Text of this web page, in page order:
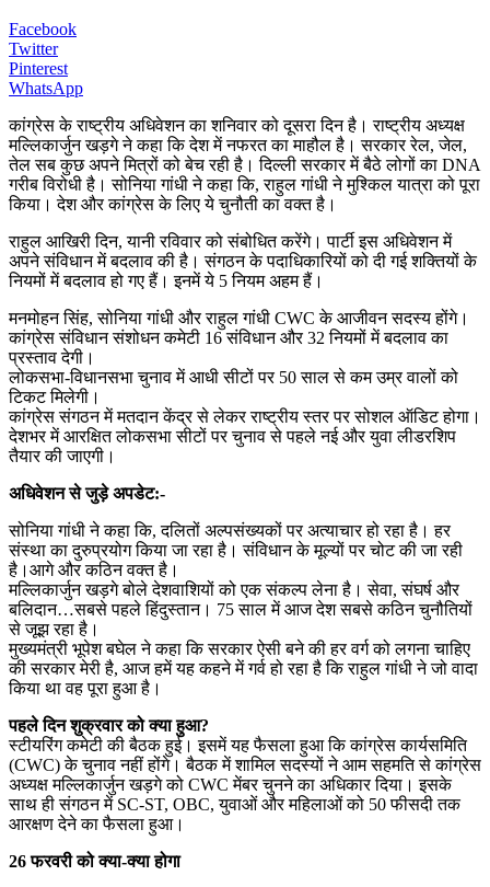
Facebook
Twitter
Pinterest
WhatsApp
कांग्रेस के राष्ट्रीय अधिवेशन का शनिवार को दूसरा दिन है। राष्ट्रीय अध्यक्ष
मल्लिकार्जुन खड़गे ने कहा कि देश में नफरत का माहौल है। सरकार रेल, जेल,
तेल सब कुछ अपने मित्रों को बेच रही है। दिल्ली सरकार में बैठे लोगों का DNA
गरीब विरोधी है। सोनिया गांधी ने कहा कि, राहुल गांधी ने मुश्किल यात्रा को पूरा
किया। देश और कांग्रेस के लिए ये चुनौती का वक्त है।
राहुल आखिरी दिन, यानी रविवार को संबोधित करेंगे। पार्टी इस अधिवेशन में
अपने संविधान में बदलाव की है। संगठन के पदाधिकारियों को दी गई शक्तियों के
नियमों में बदलाव हो गए हैं। इनमें ये 5 नियम अहम हैं।
मनमोहन सिंह, सोनिया गांधी और राहुल गांधी CWC के आजीवन सदस्य होंगे।
कांग्रेस संविधान संशोधन कमेटी 16 संविधान और 32 नियमों में बदलाव का
प्रस्ताव देगी।
लोकसभा-विधानसभा चुनाव में आधी सीटों पर 50 साल से कम उम्र वालों को
टिकट मिलेगी।
कांग्रेस संगठन में मतदान केंद्र से लेकर राष्ट्रीय स्तर पर सोशल ऑडिट होगा।
देशभर में आरक्षित लोकसभा सीटों पर चुनाव से पहले नई और युवा लीडरशिप
तैयार की जाएगी।
अधिवेशन से जुड़े अपडेट:-
सोनिया गांधी ने कहा कि, दलितों अल्पसंख्यकों पर अत्याचार हो रहा है। हर
संस्था का दुरुप्रयोग किया जा रहा है। संविधान के मूल्यों पर चोट की जा रही
है।आगे और कठिन वक्त है।
मल्लिकार्जुन खड़गे बोले देशवाशियों को एक संकल्प लेना है। सेवा, संघर्ष और
बलिदान…सबसे पहले हिंदुस्तान। 75 साल में आज देश सबसे कठिन चुनौतियों
से जूझ रहा है।
मुख्यमंत्री भूपेश बघेल ने कहा कि सरकार ऐसी बने की हर वर्ग को लगना चाहिए
की सरकार मेरी है, आज हमें यह कहने में गर्व हो रहा है कि राहुल गांधी ने जो वादा
किया था वह पूरा हुआ है।
पहले दिन शुक्रवार को क्या हुआ?
स्टीयरिंग कमेटी की बैठक हुई। इसमें यह फैसला हुआ कि कांग्रेस कार्यसमिति
(CWC) के चुनाव नहीं होंगे। बैठक में शामिल सदस्यों ने आम सहमति से कांग्रेस
अध्यक्ष मल्लिकार्जुन खड़गे को CWC मेंबर चुनने का अधिकार दिया। इसके
साथ ही संगठन में SC-ST, OBC, युवाओं और महिलाओं को 50 फीसदी तक
आरक्षण देने का फैसला हुआ।
26 फरवरी को क्या-क्या होगा